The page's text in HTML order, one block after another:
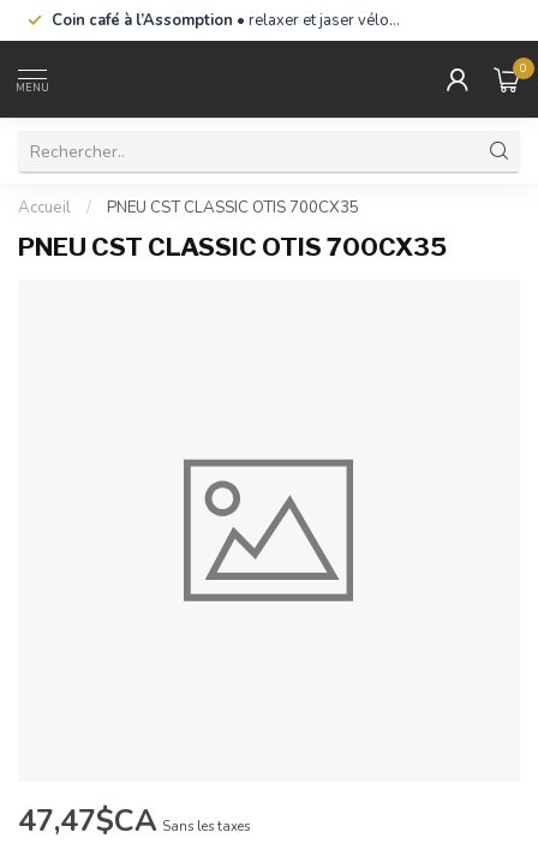
Coin café à l’Assomption • relaxer et jaser vélo…
MENU
0
Accueil / PNEU CST CLASSIC OTIS 700CX35
PNEU CST CLASSIC OTIS 700CX35
47,47$CA Sans les taxes